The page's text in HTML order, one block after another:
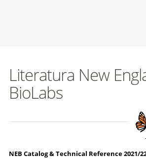
Literatura New
BioLabs
NEB Catalog & Technical Reference 2021/